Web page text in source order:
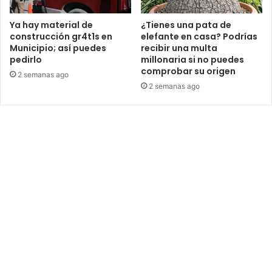
Ya hay material de
construcción gr4t1s en
Municipio; así puedes
pedirlo
2 semanas ago
¿Tienes una pata de
elefante en casa? Podrías
recibir una multa
millonaria si no puedes
comprobar su origen
2 semanas ago